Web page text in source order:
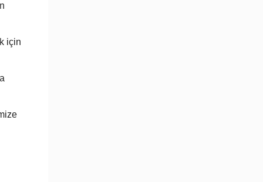
için